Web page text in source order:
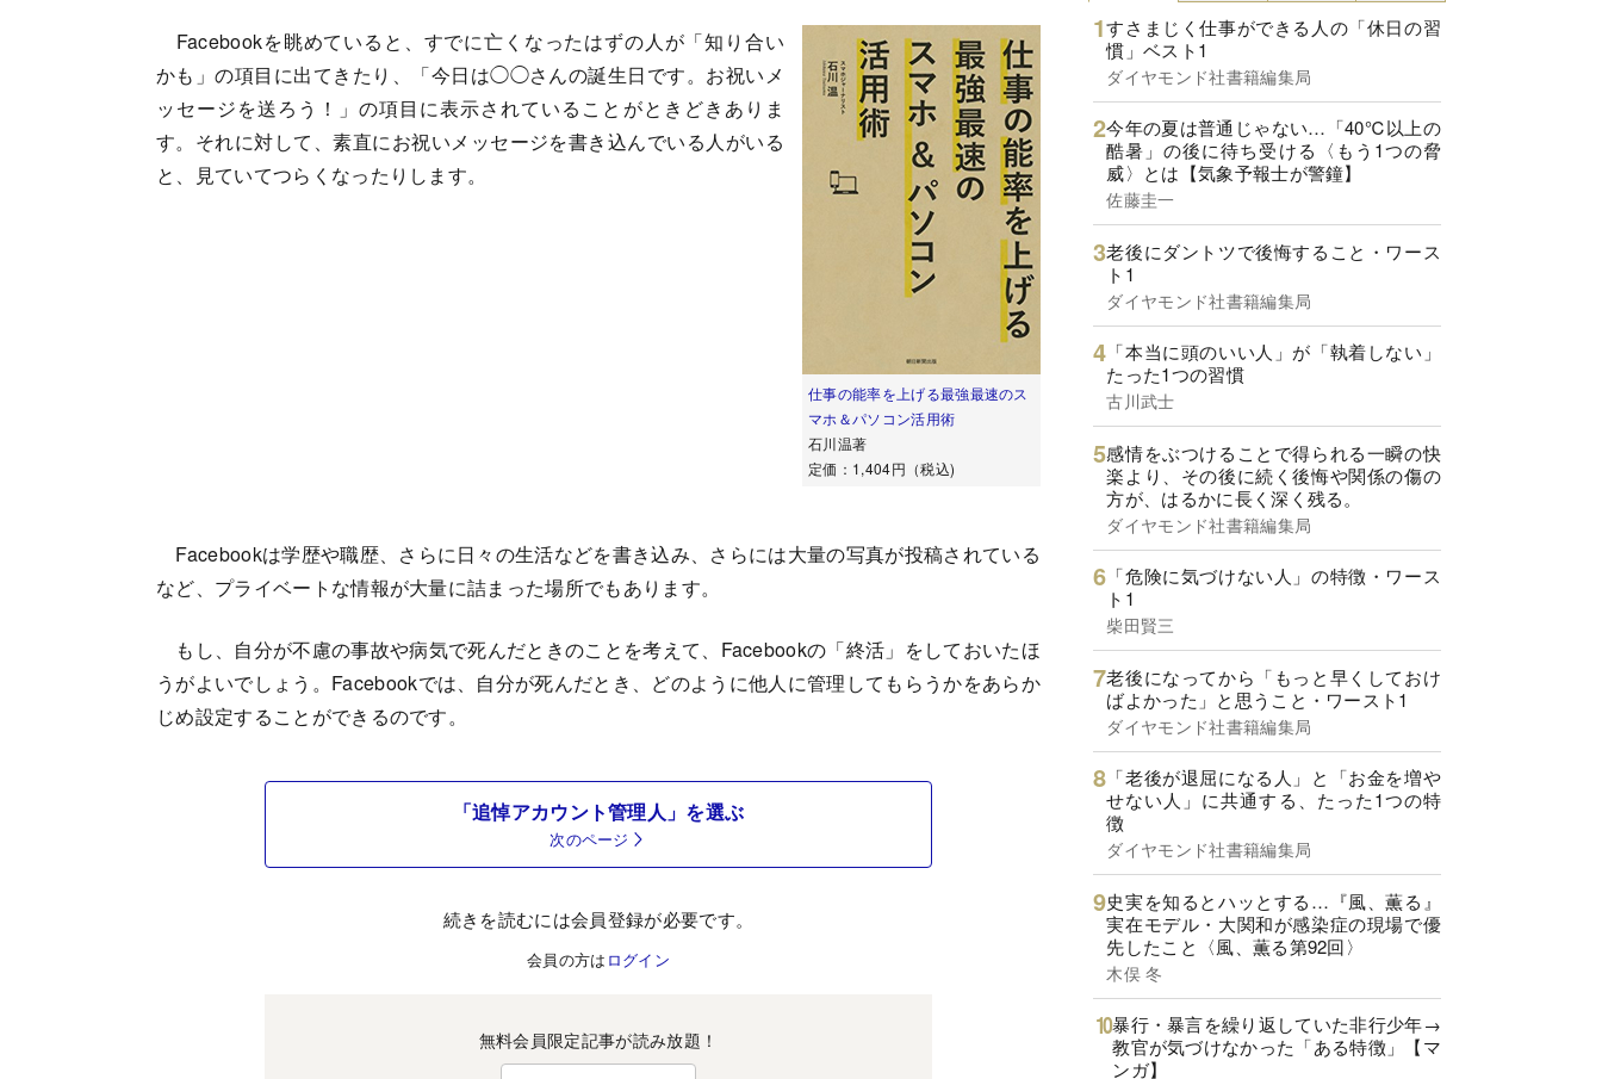
仕事の能率を上げる最強最速のス
マホ＆パソコン活用術
石川温著
定価：1,404円（税込)
Facebookを眺めていると、すでに亡くなったはずの人が「知り合い
かも」の項目に出てきたり、「今日は◯◯さんの誕生日です。お祝いメ
ッセージを送ろう！」の項目に表示されていることがときどきありま
す。それに対して、素直にお祝いメッセージを書き込んでいる人がいる
と、見ていてつらくなったりします。
Facebookは学歴や職歴、さらに日々の生活などを書き込み、さらには大量の写真が投稿されている
など、プライベートな情報が大量に詰まった場所でもあります。
もし、自分が不慮の事故や病気で死んだときのことを考えて、Facebookの「終活」をしておいたほ
うがよいでしょう。Facebookでは、自分が死んだとき、どのように他人に管理してもらうかをあらか
じめ設定することができるのです。
「追悼アカウント管理人」を選ぶ
次のページ
続きを読むには会員登録が必要です。
会員の方は ログイン
無料会員限定記事が読み放題！
すさまじく仕事ができる人の「休日の習
慣」ベスト1
ダイヤモンド社書籍編集局
今年の夏は普通じゃない…「40℃以上の
酷暑」の後に待ち受ける〈もう1つの脅
威〉とは【気象予報士が警鐘】
佐藤圭一
老後にダントツで後悔すること・ワース
ト1
ダイヤモンド社書籍編集局
「本当に頭のいい人」が「執着しない」
たった1つの習慣
古川武士
感情をぶつけることで得られる一瞬の快
楽より、その後に続く後悔や関係の傷の
方が、はるかに長く深く残る。
ダイヤモンド社書籍編集局
「危険に気づけない人」の特徴・ワース
ト1
柴田賢三
老後になってから「もっと早くしておけ
ばよかった」と思うこと・ワースト1
ダイヤモンド社書籍編集局
「老後が退屈になる人」と「お金を増や
せない人」に共通する、たった1つの特
徴
ダイヤモンド社書籍編集局
史実を知るとハッとする…『風、薫る』
実在モデル・大関和が感染症の現場で優
先したこと〈風、薫る第92回〉
木俣 冬
暴行・暴言を繰り返していた非行少年→
教官が気づけなかった「ある特徴」【マ
ンガ】